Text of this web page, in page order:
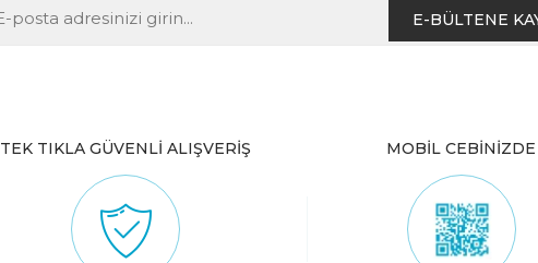
E-BÜLTENE
TEK TIKLA GÜVENLİ ALIŞVERİŞ MOBİL CEBİNİZDE